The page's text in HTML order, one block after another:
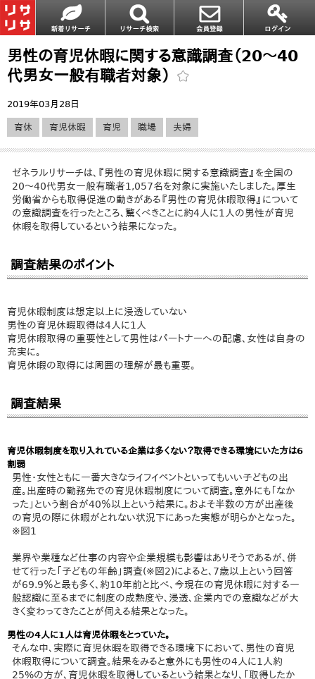
男性の育児休暇に関する意識調査（20～40
代男女一般有職者対象）
2019年03月28日
育休 育児休暇 育児 職場 夫婦
ゼネラルリサーチは、『男性の育児休暇に関する意識調査』を全国の
20～40代男女一般有職者1,057名を対象に実施いたしました。厚生
労働省からも取得促進の動きがある『男性の育児休暇取得』について
の意識調査を行ったところ、驚くべきことに約4人に1人の男性が育児
休暇を取得しているという結果になった。
調査結果のポイント
育児休暇制度は想定以上に浸透していない
男性の育児休暇取得は4人に1人
育児休暇取得の重要性として男性はパートナーへの配慮、女性は自身の
充実に。
育児休暇の取得には周囲の理解が最も重要。
調査結果
育児休暇制度を取り入れている企業は多くない？取得できる環境にいた方は6
割弱
男性・女性ともに一番大きなライフイベントといってもいい子どもの出
産。出産時の勤務先での育児休暇制度について調査。意外にも「なか
った」という割合が40％以上という結果に。およそ半数の方が出産後
の育児の際に休暇がとれない状況下にあった実態が明らかとなった。
※図1
業界や業種など仕事の内容や企業規模も影響はありそうであるが、併
せて行った「子どもの年齢」調査(※図2)によると、7歳以上という回答
が69.9％と最も多く、約10年前と比べ、今現在の育児休暇に対する一
般認識に至るまでに制度の成熟度や、浸透、企業内での意識などが大
きく変わってきたことが伺える結果となった。
男性の4人に1人は育児休暇をとっていた。
そんな中、実際に育児休暇を取得できる環境下において、男性の育児
休暇取得について調査。結果をみると意外にも男性の4人に1人約
25%の方が、育児休暇を取得しているという結果となり、「取得したか